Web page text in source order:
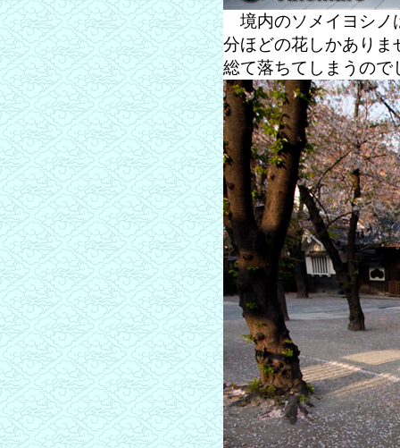
境内のソメイヨシノ
分ほどの花しかありま
総て落ちてしまうので